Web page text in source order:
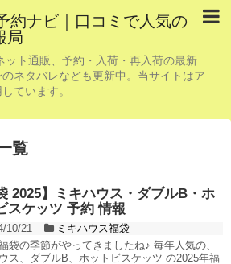
約ナビ｜口コミで人気の
局
ット通販、予約・入荷・再入荷の最新
ネタバレなども更新中。当サイトはア
ています。
覧
2025】ミキハウス・ダブルB・ホ
スケッツ 予約 情報
10/21
ミキハウス福袋
袋の季節がやってきましたね♪ 毎年人気の、
ス、ダブルB、ホットビスケッツ の2025年福